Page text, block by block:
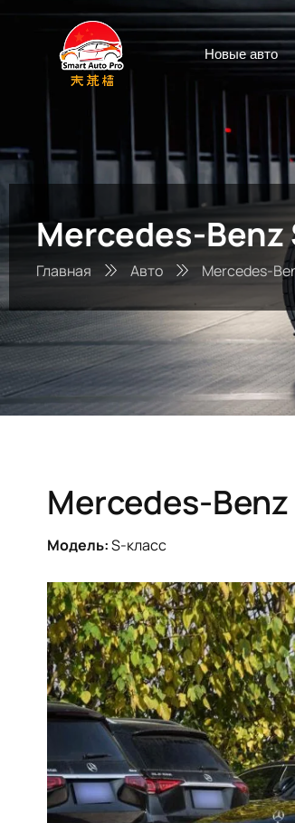
Новые авто
Mercedes-Benz
Главная Авто Mercedes-
Mercedes-
Модель:S-класс